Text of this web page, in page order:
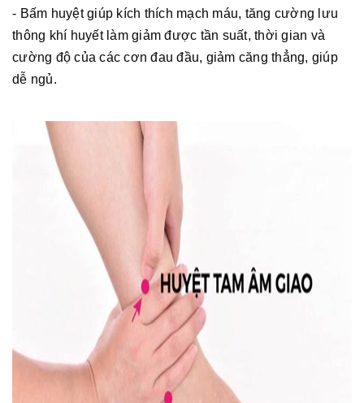
- Bấm huyệt giúp kích thích mạch máu, tăng cường lưu
thông khí huyết làm giảm được tần suất, thời gian và
cường độ của các cơn đau đầu, giảm căng thẳng, giúp
dễ ngủ.